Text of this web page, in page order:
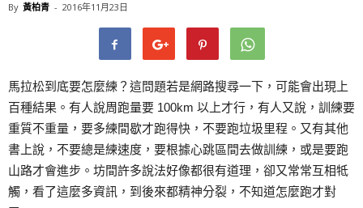
By 黃柏青 - 2016年11月23日
馬拉松到底要怎麼練？這問題若是網路搜尋一下，可能會出現上
百種結果。有人說周跑量要 100km 以上才行，有人又說，訓練要
重質不重量，要多練間歇才跑得快，不要跑垃圾里程。又有其他
書上說，不要總是練速度，要根據心跳區間去做訓練，或是要跑
山路才會進步。坊間許多說法好像都很有道理，卻又常常互相牴
觸，看了這麼多資訊，到後來都精神分裂，不知道怎麼跑才對